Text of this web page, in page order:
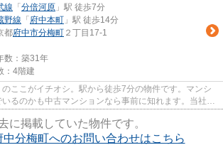
線 「 分倍河原 」駅 徒歩7分
野線 「 府中本町 」駅 徒歩14分
都府中市分梅町 ２丁目17-1
数：築31年
：4階建
のここがイチオシ。駅から徒歩7分の物件です。マンシ
るのかも中古マンションなら事前に知れます。当社は
に掲載していた物件です。
中分梅町へのお問い合わせはこちら